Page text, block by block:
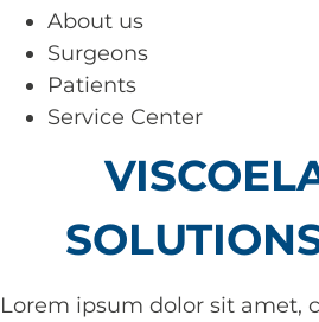
About us
Surgeons
Patients
Service Center
Lorem ipsum dolor sit amet,